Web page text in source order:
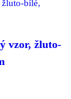
vzor, žluto-